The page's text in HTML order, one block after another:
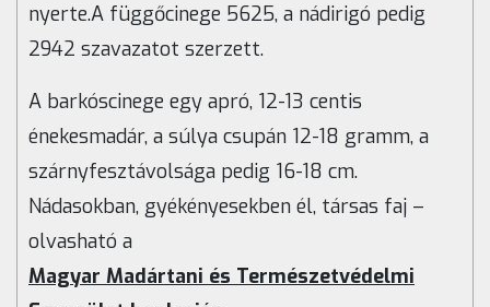
nyerte.A függőcinege 5625, a nádirigó pedig
2942 szavazatot szerzett.
A barkóscinege egy apró, 12-13 centis
énekesmadár, a súlya csupán 12-18 gramm, a
szárnyfesztávolsága pedig 16-18 cm.
Nádasokban, gyékényesekben él, társas faj –
olvasható a
Magyar Madártani és Természetvédelmi